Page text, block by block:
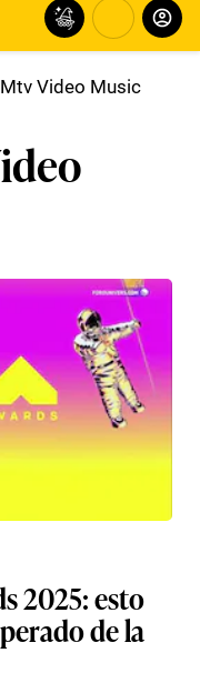
Video Music
2025: esto
de la